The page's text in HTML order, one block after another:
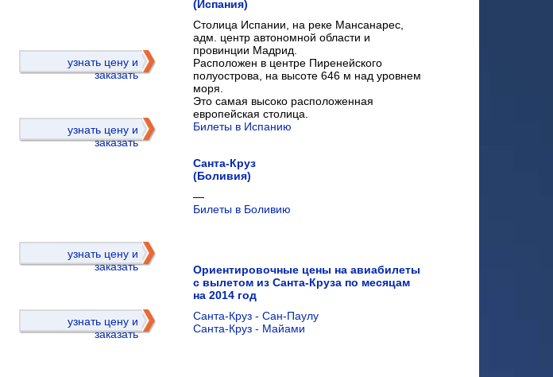
узнать цену и
заказать
узнать цену и
заказать
узнать цену и
заказать
узнать цену и
заказать
(Испания)
Столица Испании, на реке Мансанарес,
адм. центр автономной области и
провинции Мадрид.
Расположен в центре Пиренейского
полуострова, на высоте 646 м над уровнем
моря.
Это самая высоко расположенная
европейская столица.
Билеты в Испанию
Санта-Круз
(Боливия)
—
Билеты в Боливию
Ориентировочные цены на авиабилеты
с вылетом из Санта-Круза по месяцам
на 2014 год
Санта-Круз - Сан-Паулу
Санта-Круз - Майами